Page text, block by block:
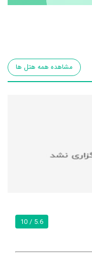
مشاهده همه هتل ها
5.6 / 10